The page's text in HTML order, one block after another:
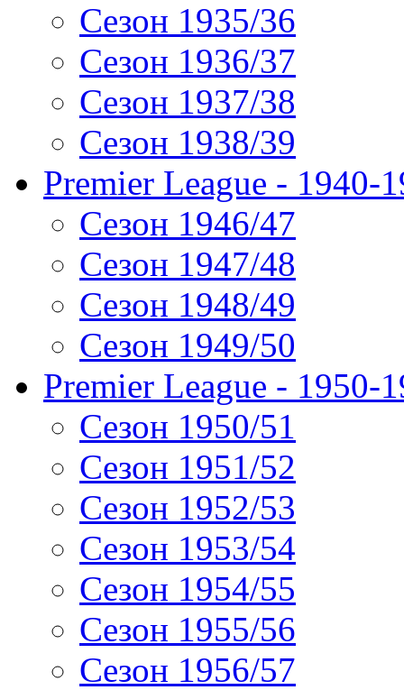
Сезон 1935/36
Сезон 1936/37
Сезон 1937/38
Сезон 1938/39
Premier League - 1940-
Сезон 1946/47
Сезон 1947/48
Сезон 1948/49
Сезон 1949/50
Premier League - 1950-
Сезон 1950/51
Сезон 1951/52
Сезон 1952/53
Сезон 1953/54
Сезон 1954/55
Сезон 1955/56
Сезон 1956/57